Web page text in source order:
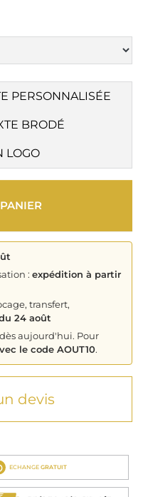
PERSONNALISÉE
BRODÉ
LOGO
: expédition à partir
transfert,
24 août
aujourd'hui. Pour
le code AOUT10.
devis
ECHANGE GRATUIT